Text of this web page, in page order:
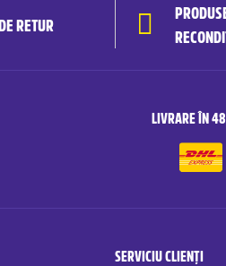
RETUR
LIVRARE ÎN
SERVICIU CLIENȚI